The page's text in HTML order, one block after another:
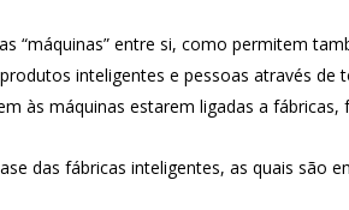
“máquinas” entre si, como permitem
inteligentes e pessoas através
às máquinas estarem ligadas a fábricas,
das fábricas inteligentes, as quais são